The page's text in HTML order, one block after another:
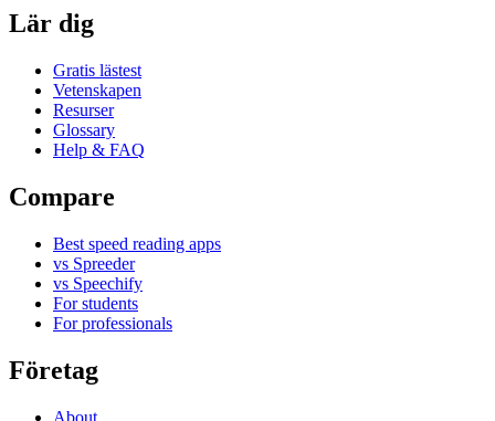
Lär dig
Gratis lästest
Vetenskapen
Resurser
Glossary
Help & FAQ
Compare
Best speed reading apps
vs Spreeder
vs Speechify
For students
For professionals
Företag
About